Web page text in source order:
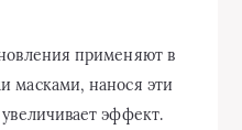
применяют в
масками, нанося эти
эффект.